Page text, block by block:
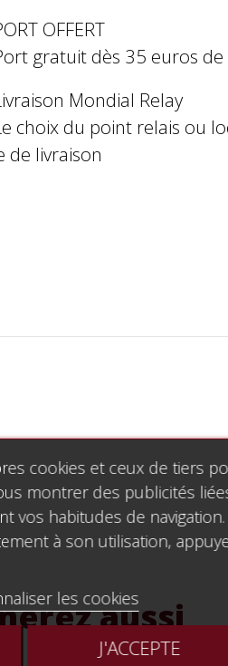
OFFERT
gratuit dès 35 euros
Mondial Relay
choix du point relais ou
de livraison
aussi
cookies et ceux de tiers
montrer des publicités
vos habitudes de navigation.
à son utilisation,
les cookies
J'ACCEPTE